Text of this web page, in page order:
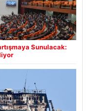
Sunulacak: